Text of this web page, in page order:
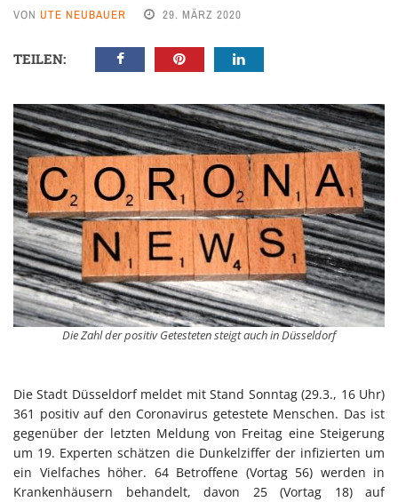
VON UTE NEUBAUER 29. MÄRZ 2020
TEILEN:
Die Zahl der positiv Getesteten steigt auch in Düsseldorf
Die Stadt Düsseldorf meldet mit Stand Sonntag (29.3., 16 Uhr)
361 positiv auf den Coronavirus getestete Menschen. Das ist
gegenüber der letzten Meldung von Freitag eine Steigerung
um 19. Experten schätzen die Dunkelziffer der infizierten um
ein Vielfaches höher. 64 Betroffene (Vortag 56) werden in
Krankenhäusern behandelt, davon 25 (Vortag 18) auf